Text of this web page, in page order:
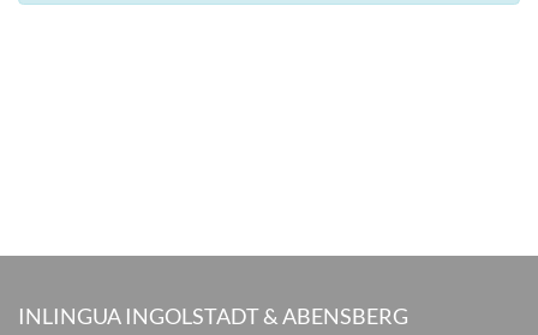
INLINGUA INGOLSTADT & ABENSBERG